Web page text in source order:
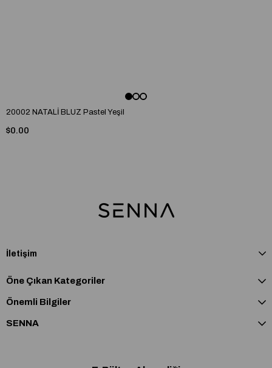
20002 NATALİ BLUZ Pastel Yeşil
$0.00
İletişim
Öne Çıkan Kategoriler
Önemli Bilgiler
SENNA